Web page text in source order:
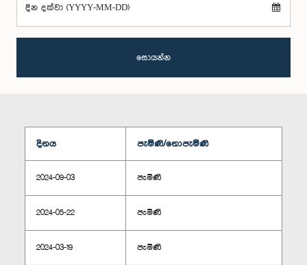
දින දක්වා (YYYY-MM-DD)
සොයන්න
දිනය පැමිණි/නොපැමිණි
2024-09-03 පැමිණි
2024-05-22 පැමිණි
2024-03-19 පැමිණි